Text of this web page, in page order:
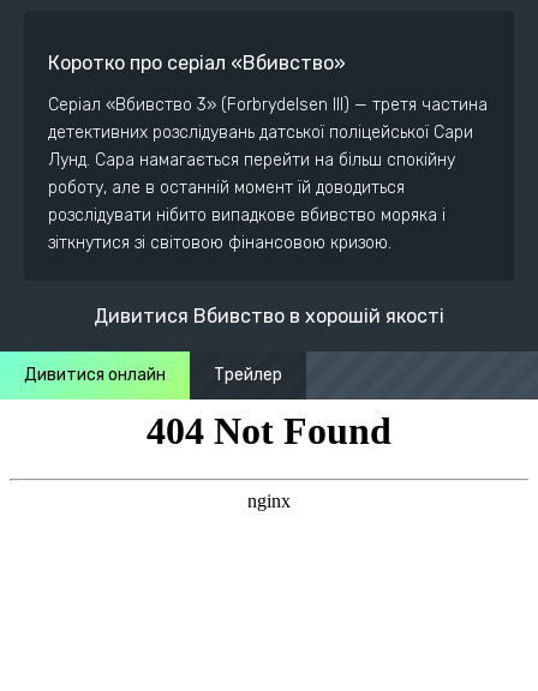
Коротко про серіал «Вбивство»
Серіал «Вбивство 3» (Forbrydelsen III) — третя частина
детективних розслідувань датської поліцейської Сари
Лунд. Сара намагається перейти на більш спокійну
роботу, але в останній момент їй доводиться
розслідувати нібито випадкове вбивство моряка і
зіткнутися зі світовою фінансовою кризою.
Дивитися Вбивство в хорошій якості
Дивитися онлайн Трейлер